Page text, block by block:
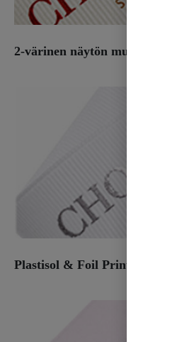
2-värinen näytön muste tulostaa
Plastisol & Foil Print